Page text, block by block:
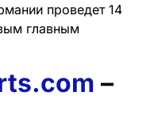
проведет 14
главным
–